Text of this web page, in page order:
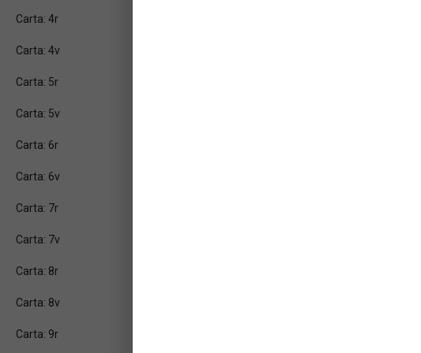
Carta: 4r
Carta: 4v
Carta: 5r
Carta: 5v
Carta: 6r
Carta: 6v
Carta: 7r
Carta: 7v
Carta: 8r
Carta: 8v
Carta: 9r